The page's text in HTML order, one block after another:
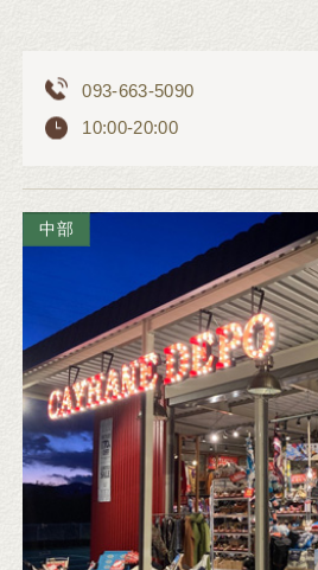
093-663-5090
10:00-20:00
中部